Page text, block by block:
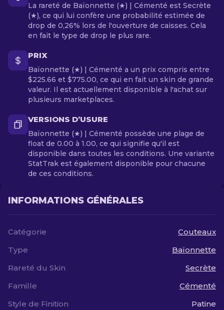
La rareté de Baïonnette (★) | Cémenté est Secrète
(★), ce qui lui confère une probabilité estimée de
drop de 0,26% lors de l'ouverture de caisses. Cela
en fait le type de drop le plus rare.
PRIX
Baïonnette (★) | Cémenté a un prix compris entre
$225.66 et $775.00, ce qui en fait un skin de grande
valeur. Il est actuellement disponible à l'achat sur
plusieurs marketplaces.
VERSIONS D’USURE
Baïonnette (★) | Cémenté possède une plage de
float de 0.00 à 1.00, ce qui signifie qu'il est
disponible dans toutes les conditions. Une variante
StatTrak est également disponible pour chacune
de ces conditions.
INFORMATIONS GÉNÉRALES
Catégorie
Couteaux
Type
Baïonnette
Rareté du Skin
Secrète
Famille
Cémenté
Style de Finition
Patine